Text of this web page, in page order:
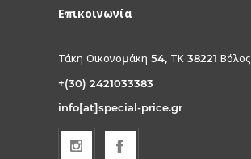
Επικοινωνία
Τάκη Οικονομάκη 54, ΤΚ 38221 Βόλος
+(30) 2421033383
info[at]special-price.gr